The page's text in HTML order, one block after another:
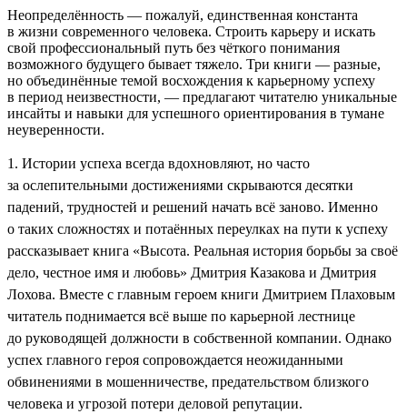
Неопределённость — пожалуй, единственная константа
в жизни современного человека. Строить карьеру и искать
свой профессиональный путь без чёткого понимания
возможного будущего бывает тяжело. Три книги — разные,
но объединённые темой восхождения к карьерному успеху
в период неизвестности, — предлагают читателю уникальные
инсайты и навыки для успешного ориентирования в тумане
неуверенности.
1. Истории успеха всегда вдохновляют, но часто
за ослепительными достижениями скрываются десятки
падений, трудностей и решений начать всё заново. Именно
о таких сложностях и потаённых переулках на пути к успеху
рассказывает книга «Высота. Реальная история борьбы за своё
дело, честное имя и любовь» Дмитрия Казакова и Дмитрия
Лохова. Вместе с главным героем книги Дмитрием Плаховым
читатель поднимается всё выше по карьерной лестнице
до руководящей должности в собственной компании. Однако
успех главного героя сопровождается неожиданными
обвинениями в мошенничестве, предательством близкого
человека и угрозой потери деловой репутации.